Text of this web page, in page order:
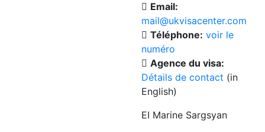
Email:
mail@ukvisacenter.com
Téléphone: voir le
numéro
Agence du visa:
Détails de contact (in
English)
EI Marine Sargsyan